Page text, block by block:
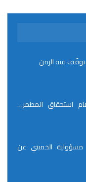
توقّف فيه الزمن
استحقاق المطمر…
الخميني عن